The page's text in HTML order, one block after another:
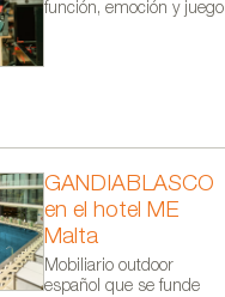
Nanimarquina.
función, emoción y juego
GANDIABLASCO
en el hotel ME
Malta
Mobiliario outdoor
español que se funde